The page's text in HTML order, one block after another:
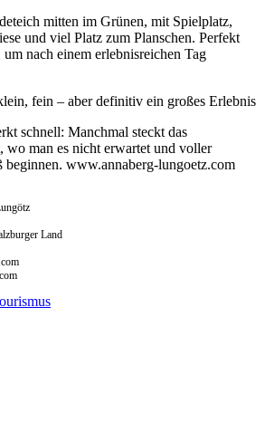
mitten im Grünen, mit Spielplatz,
und viel Platz zum Planschen. Perfekt
nach einem erlebnisreichen Tag
fein – aber definitiv ein großes Erlebnis
schnell: Manchmal steckt das
wo man es nicht erwartet und voller
beginnen. www.annaberg-lungoetz.com
Land